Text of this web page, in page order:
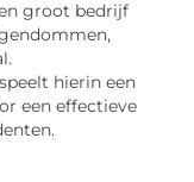
groot bedrijf
hierin een
een effectieve